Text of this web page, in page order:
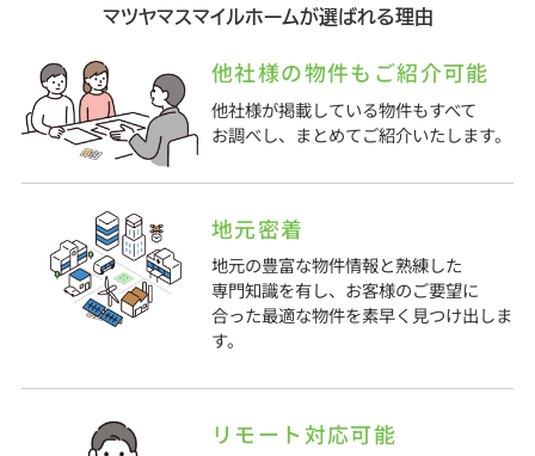
マツヤマスマイルホームが選ばれる理由
他社様の物件もご紹介可能
他社様が掲載している物件もすべて
お調べし、まとめてご紹介いたします。
地元密着
地元の豊富な物件情報と熟練した
専門知識を有し、お客様のご要望に
合った最適な物件を素早く見つけ出しま
す。
リモート対応可能